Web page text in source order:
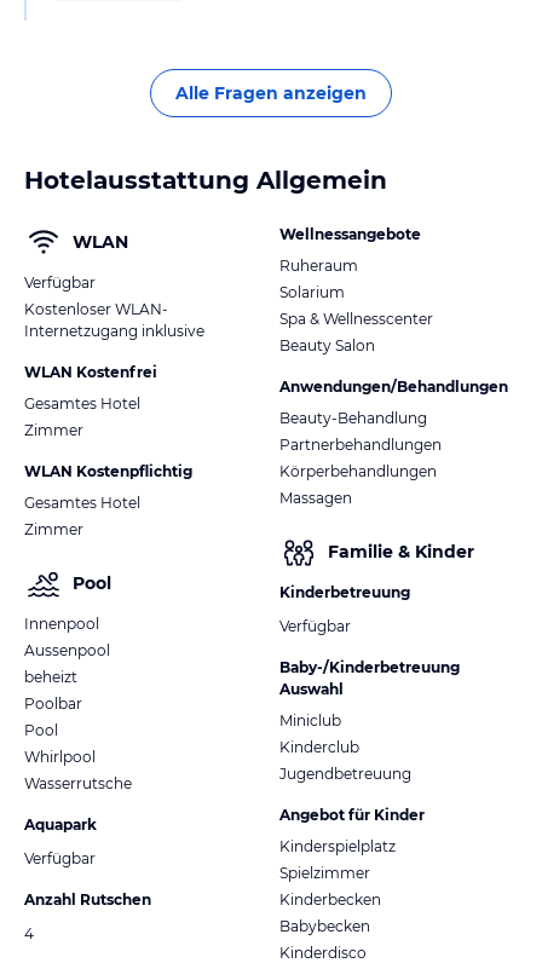
Alle Fragen anzeigen
Hotelausstattung Allgemein
WLAN
Verfügbar
Kostenloser WLAN-
Internetzugang inklusive
WLAN Kostenfrei
Gesamtes Hotel
Zimmer
WLAN Kostenpflichtig
Gesamtes Hotel
Zimmer
Pool
Innenpool
Aussenpool
beheizt
Poolbar
Pool
Whirlpool
Wasserrutsche
Aquapark
Verfügbar
Anzahl Rutschen
4
Wellnessangebote
Ruheraum
Solarium
Spa & Wellnesscenter
Beauty Salon
Anwendungen/Behandlungen
Beauty-Behandlung
Partnerbehandlungen
Körperbehandlungen
Massagen
Familie & Kinder
Kinderbetreuung
Verfügbar
Baby-/Kinderbetreuung
Auswahl
Miniclub
Kinderclub
Jugendbetreuung
Angebot für Kinder
Kinderspielplatz
Spielzimmer
Kinderbecken
Babybecken
Kinderdisco